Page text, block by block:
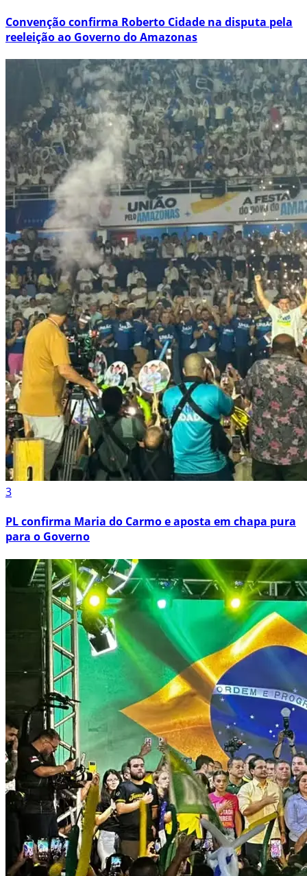
Convenção confirma Roberto Cidade na disputa pela
reeleição ao Governo do Amazonas
3
PL confirma Maria do Carmo e aposta em chapa pura
para o Governo